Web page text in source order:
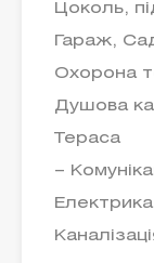
Цоколь,
Гараж,
Охорона
Душова
Тераса
–